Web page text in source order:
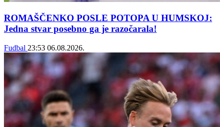
ROMAŠČENKO POSLE POTOPA U HUMSKOJ:
Jedna stvar posebno ga je razočarala!
Fudbal 23:53 06.08.2026.